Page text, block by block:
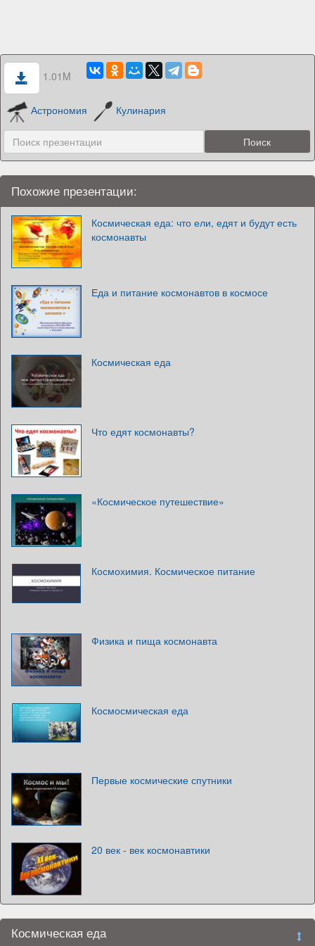
1.01M
Астрономия Кулинария
Похожие презентации:
Космическая еда: что ели, едят и будут есть
космонавты
Еда и питание космонавтов в космосе
Космическая еда
Что едят космонавты?
«Космическое путешествие»
Космохимия. Космическое питание
Физика и пища космонавта
Космосмическая еда
Первые космические спутники
20 век - век космонавтики
Космическая еда